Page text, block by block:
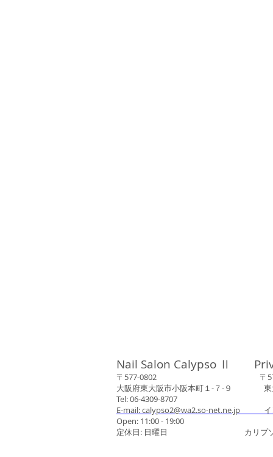
Nail Salon Calypso Ⅱ
〒577-0802 〒577-
大阪府東大阪市小阪本町１‐７‐９ 東
Tel: 06-4309-8707
E-mail: calypso2@wa2.so-net.ne.jp イ
Open: 11:00 - 19:00
定休日: 日曜日 カリプソネイ